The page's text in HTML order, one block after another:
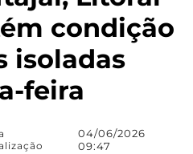
condição
isoladas
feira
04/06/2026
09:47